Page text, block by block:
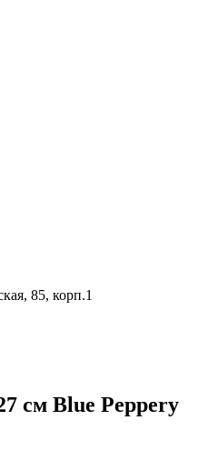
85, корп.1
см Blue Peppery